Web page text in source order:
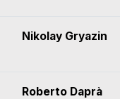
Nikolay Gryazin
Roberto Daprà